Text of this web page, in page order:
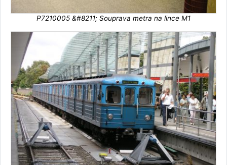
P7210005 &#8211; Souprava metra na lince M1